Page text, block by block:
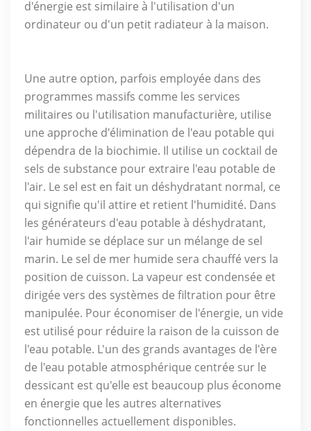
d'énergie est similaire à l'utilisation d'un
ordinateur ou d'un petit radiateur à la maison.
Une autre option, parfois employée dans des
programmes massifs comme les services
militaires ou l'utilisation manufacturière, utilise
une approche d'élimination de l'eau potable qui
dépendra de la biochimie. Il utilise un cocktail de
sels de substance pour extraire l'eau potable de
l'air. Le sel est en fait un déshydratant normal, ce
qui signifie qu'il attire et retient l'humidité. Dans
les générateurs d'eau potable à déshydratant,
l'air humide se déplace sur un mélange de sel
marin. Le sel de mer humide sera chauffé vers la
position de cuisson. La vapeur est condensée et
dirigée vers des systèmes de filtration pour être
manipulée. Pour économiser de l'énergie, un vide
est utilisé pour réduire la raison de la cuisson de
l'eau potable. L'un des grands avantages de l'ère
de l'eau potable atmosphérique centrée sur le
dessicant est qu'elle est beaucoup plus économe
en énergie que les autres alternatives
fonctionnelles actuellement disponibles.